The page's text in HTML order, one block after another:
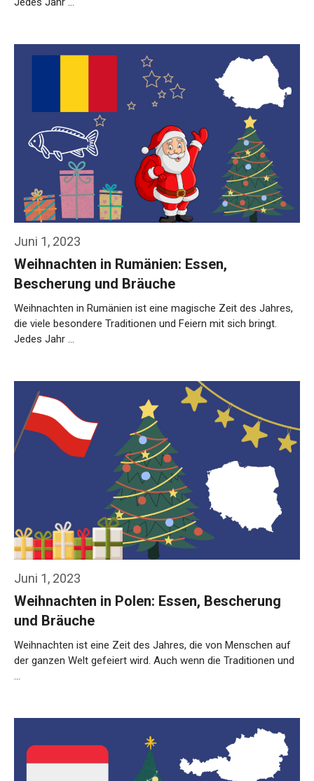
Juni 1, 2023
Weihnachten in Rumänien: Essen,
Bescherung und Bräuche
Weihnachten in Rumänien ist eine magische Zeit des Jahres,
die viele besondere Traditionen und Feiern mit sich bringt.
Jedes Jahr …
Juni 1, 2023
Weihnachten in Polen: Essen, Bescherung
und Bräuche
Weihnachten ist eine Zeit des Jahres, die von Menschen auf
der ganzen Welt gefeiert wird. Auch wenn die Traditionen und
…